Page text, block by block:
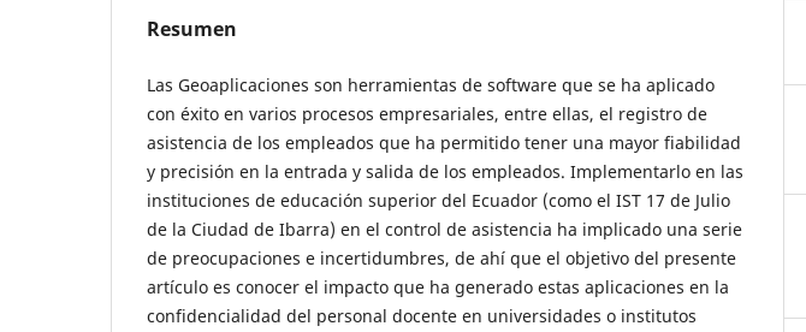
Resumen
Las Geoaplicaciones son herramientas de software que se ha aplicado
con éxito en varios procesos empresariales, entre ellas, el registro de
asistencia de los empleados que ha permitido tener una mayor fiabilidad
y precisión en la entrada y salida de los empleados. Implementarlo en las
instituciones de educación superior del Ecuador (como el IST 17 de Julio
de la Ciudad de Ibarra) en el control de asistencia ha implicado una serie
de preocupaciones e incertidumbres, de ahí que el objetivo del presente
artículo es conocer el impacto que ha generado estas aplicaciones en la
confidencialidad del personal docente en universidades o institutos